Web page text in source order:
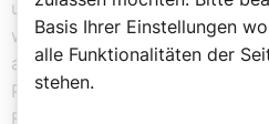
umwelt- und
wird. Das Pilgerangebot von
auch noch durch die
Pilgerstelle der Erzdiözese
Frauenbewegung und dem
Basis Ihrer Einstellungen
alle Funktionalitäten der
stehen.